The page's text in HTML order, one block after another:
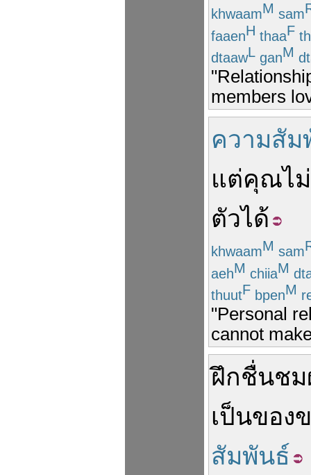
khwaamM sam
faaenH thaaF
dtaawL ganM
members
ความสัม
แต่คุณไ
ตัวได้
khwaamM sam
aehM chiiaM
thuutF bpenM
"Personal
cannot
ฝึกชื่นชม
เป็นของ
สัมพันธ์